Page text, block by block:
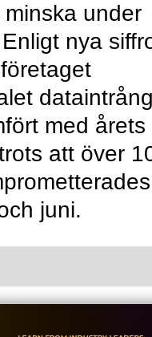
under
nya
med årets
att över
juni.